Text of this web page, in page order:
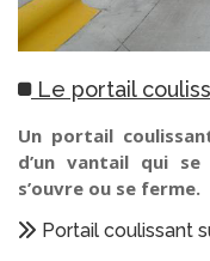
Le portail
Un portail
d’un vantail qui
s’ouvre ou se ferme.
Portail coulissant